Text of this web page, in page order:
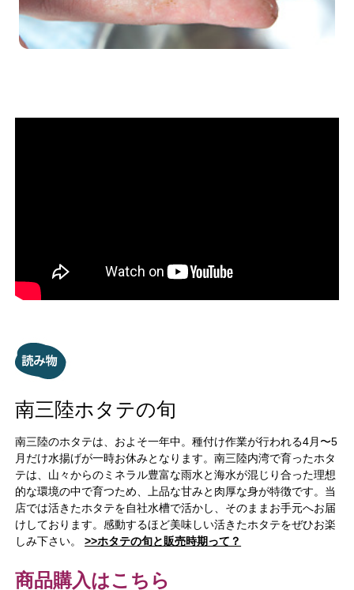
南三陸ホタテの旬
南三陸のホタテは、およそ一年中。種付け作業が行われる4月〜5
月だけ水揚げが一時お休みとなります。南三陸内湾で育ったホタ
テは、山々からのミネラル豊富な雨水と海水が混じり合った理想
的な環境の中で育つため、上品な甘みと肉厚な身が特徴です。当
店では活きたホタテを自社水槽で活かし、そのままお手元へお届
けしております。感動するほど美味しい活きたホタテをぜひお楽
しみ下さい。>>ホタテの旬と販売時期って？
商品購入はこちら